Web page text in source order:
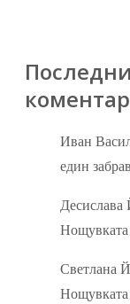
Последни
Иван
един
Десислава
Нощувката
Светлана
Нощувката